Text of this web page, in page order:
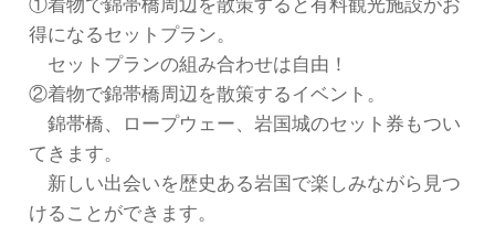
①着物で錦帯橋周辺を散策すると有料観光施設がお
得になるセットプラン。
セットプランの組み合わせは自由！
②着物で錦帯橋周辺を散策するイベント。
錦帯橋、ロープウェー、岩国城のセット券もつい
てきます。
新しい出会いを歴史ある岩国で楽しみながら見つ
けることができます。